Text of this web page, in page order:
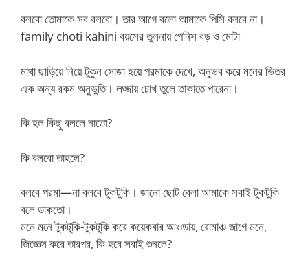
বলবো তোমাকে সব বলবো। তার আগে বলো আমাকে পিসি বলবে না।
family choti kahini বয়সের তুলনায় পেনিস বড় ও মোটা
মাথা ছাড়িয়ে নিয়ে টুকুন সোজা হয়ে পরমাকে দেখে, অনুভব করে মনের ভিতর
এক অন্য রকম অনুভুতি। লজ্জায় চোখ তুলে তাকাতে পারেনা।
কি হল কিছু বললে নাতো?
কি বলবো তাহলে?
বলবে পরমা—না বলবে টুকটুকি। জানো ছোট বেলা আমাকে সবাই টুকটুকি
বলে ডাকতো।
মনে মনে টুকটুকি-টুকটুকি করে কয়েকবার আওড়ায়, রোমাঞ্চ জাগে মনে,
জিজ্ঞেস করে তারপর, কি হবে সবাই শুনলে?